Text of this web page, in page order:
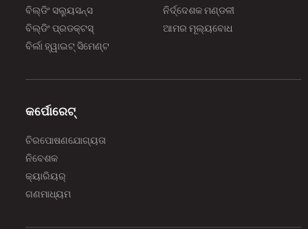
ବିଲ୍‌‌ଡିଂ ସଲ୍ୟୁସନ୍ସ
ବିଲ୍‌‌ଡିଂ ପ୍ରଡକ୍ଟସ୍
ବିର୍ଲା ହ୍ୱାଇଟ୍ ସିମେଣ୍ଟ
ନିର୍ଦ୍ଦେଶକ ମଣ୍ଡଳୀ
ଆମର ମୂଲ୍ୟବୋଧ
କର୍ପୋରେଟ୍
ଚିରପୋଷଣଯୋଗ୍ୟତା
ନିବେଶକ
କ୍ୟାରିୟର୍
ଗଣମାଧ୍ୟମ